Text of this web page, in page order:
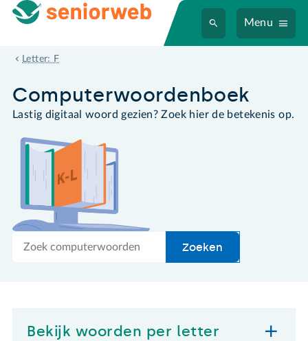
Menu
Letter: F
faxapparaat
Computer­woordenboek
Lastig digitaal woord gezien? Zoek hier de betekenis op.
Zoek
Zoeken
Bekijk woorden per letter